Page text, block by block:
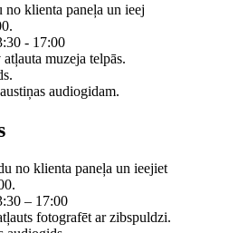
klienta paneļa un ieej
- 17:00
muzeja telpās.
audiogidam.
no klienta paneļa un ieejiet
– 17:00
fotografēt ar zibspuldzi.